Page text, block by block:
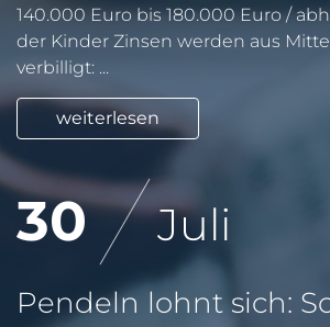
140.000 Euro bis 180.000 Euro /
der Kinder Zinsen werden aus
verbilligt: ...
weiterlesen
30 Juli